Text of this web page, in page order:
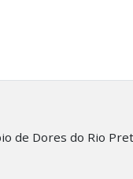
de Dores do Rio